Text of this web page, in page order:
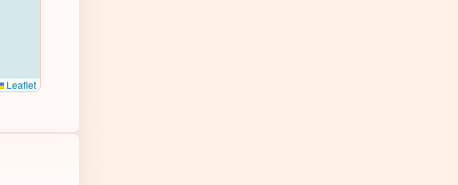
Leaflet